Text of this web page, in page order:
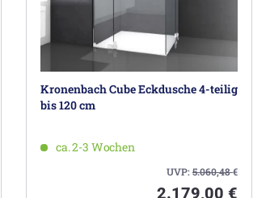
Kronenbach Cube Eckdusche 4-teilig
bis 120 cm
ca. 2-3 Wochen
UVP:5.060,48€
2.179,00 €